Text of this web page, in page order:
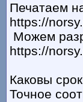
Печатаем
https://
Можем
https://
Каковы
Точное